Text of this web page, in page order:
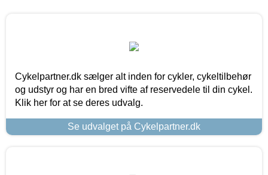
Cykelpartner.dk sælger alt inden for cykler, cykeltilbehør
og udstyr og har en bred vifte af reservedele til din cykel.
Klik her for at se deres udvalg.
Se udvalget på Cykelpartner.dk